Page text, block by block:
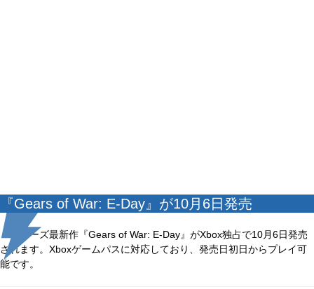
『Gears of War: E-Day』が10月6日発売
シリーズ最新作『Gears of War: E-Day』がXbox独占で10月6日発売
されます。Xboxゲームパスに対応しており、発売日初日からプレイ可
能です。